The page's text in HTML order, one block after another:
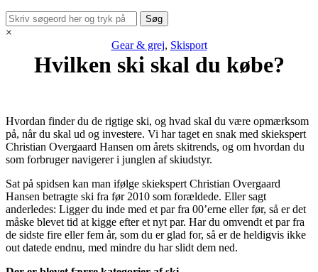
×
Gear & grej, Skisport
Hvilken ski skal du købe?
Hvordan finder du de rigtige ski, og hvad skal du være opmærksom
på, når du skal ud og investere. Vi har taget en snak med skiekspert
Christian Overgaard Hansen om årets skitrends, og om hvordan du
som forbruger navigerer i junglen af skiudstyr.
Sat på spidsen kan man ifølge skiekspert Christian Overgaard
Hansen betragte ski fra før 2010 som forældede. Eller sagt
anderledes: Ligger du inde med et par fra 00’erne eller før, så er det
måske blevet tid at kigge efter et nyt par. Har du omvendt et par fra
de sidste fire eller fem år, som du er glad for, så er de heldigvis ikke
out datede endnu, med mindre du har slidt dem ned.